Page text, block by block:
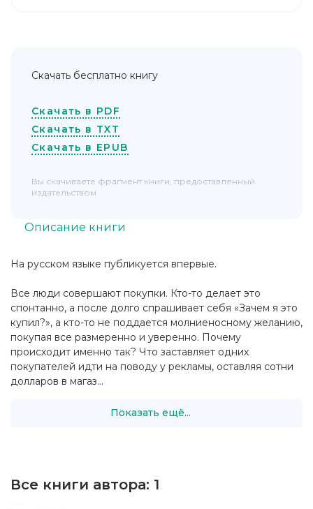
На русском языке публикуется впервые.
Все люди совершают покупки. Кто-то делает это
спонтанно, а после долго спрашивает себя «Зачем я это
купил?», а кто-то не поддается молниеносному желанию,
покупая все размеренно и уверенно. Почему
происходит именно так? Что заставляет одних
покупателей идти на поводу у рекламы, оставляя сотни
долларов в магаз...
Показать ещё...
Описание книги
Все книги автора: 1
Скачать бесплатно книгу
Скачать в PDF
Скачать в TXT
Скачать в EPUB
Вы скачиваете фрагмент книги, предоставленный
издательством